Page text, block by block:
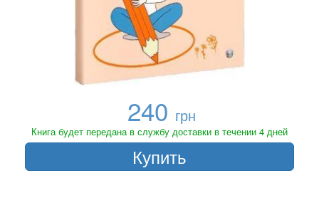
240 грн
Книга будет передана в службу доставки в течении 4 дней
Купить